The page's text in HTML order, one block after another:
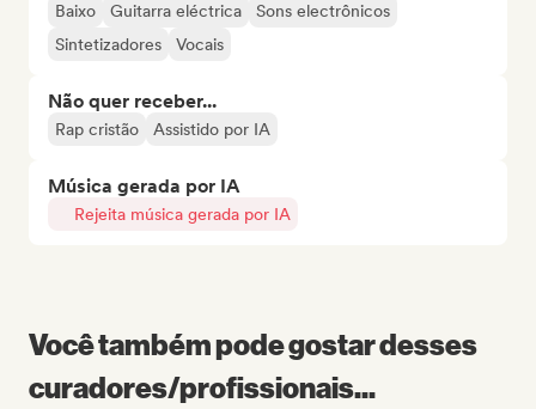
Baixo Guitarra eléctrica
Sons electrônicos
Sintetizadores
Vocais
Não quer receber...
Rap cristão Assistido por IA
Música gerada por IA
Rejeita música gerada por IA
Você também pode gostar desses
curadores/profissionais...